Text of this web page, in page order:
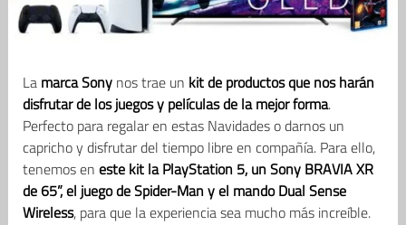
La marca Sonynos trae un kit de productos que nos harán
disfrutar de los juegos y películas de la mejor forma.
Perfecto para regalar en estas Navidades o darnos un
capricho y disfrutar del tiempo libre en compañía. Para ello,
tenemos en este kit la PlayStation 5, un Sony BRAVIA XR
de 65”, el juego de Spider-Man y el mando Dual Sense
Wireless, para que la experiencia sea mucho más increíble.